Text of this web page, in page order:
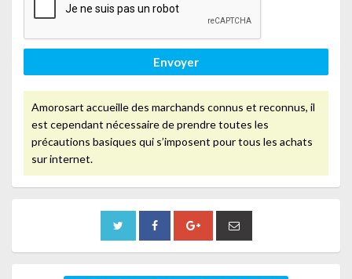
Envoyer
Amorosart accueille des marchands connus et reconnus, il
est cependant nécessaire de prendre toutes les
précautions basiques qui s’imposent pour tous les achats
sur internet.